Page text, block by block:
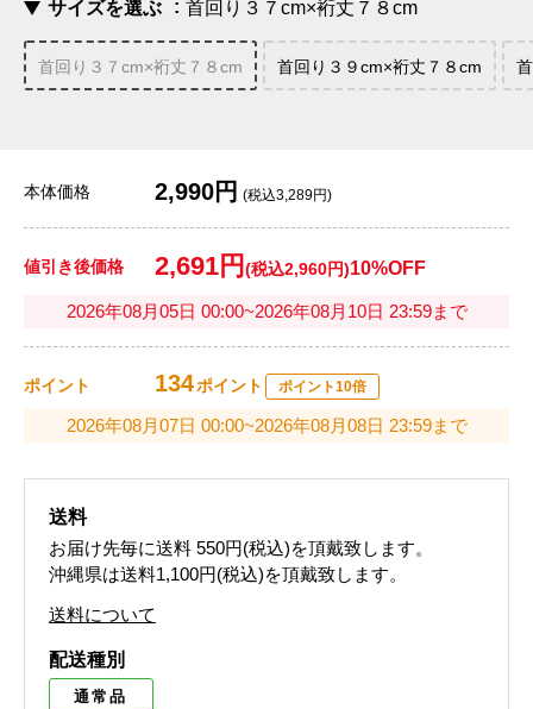
サイズを選ぶ 首回り３７cm×裄丈７８cm
首回り３７cm×裄丈７８cm 首回り３９cm×裄丈７８cm
本体価格 2,990円 (税込3,289円)
値引き後価格 2,691円 (税込2,960円)10%OFF
2026年08月05日 00:00~2026年08月10日 23:59まで
ポイント 134ポイント ポイント10倍
2026年08月07日 00:00~2026年08月08日 23:59まで
送料
お届け先毎に送料 550円(税込)を頂戴致します。
沖縄県は送料1,100円(税込)を頂戴致します。
送料について
配送種別
通常品